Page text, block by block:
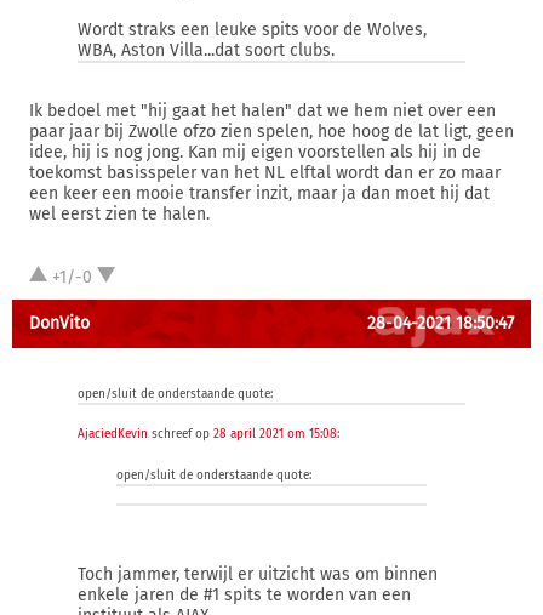
Wordt straks een leuke spits voor de Wolves,
WBA, Aston Villa...dat soort clubs.
Ik bedoel met "hij gaat het halen" dat we hem niet over een
paar jaar bij Zwolle ofzo zien spelen, hoe hoog de lat ligt, geen
idee, hij is nog jong. Kan mij eigen voorstellen als hij in de
toekomst basisspeler van het NL elftal wordt dan er zo maar
een keer een mooie transfer inzit, maar ja dan moet hij dat
wel eerst zien te halen.
+1/-0
DonVito 28-04-2021 18:50:47
open/sluit de onderstaande quote:
AjaciedKevin schreef op 28 april 2021 om 15:08:
open/sluit de onderstaande quote:
Toch jammer, terwijl er uitzicht was om binnen
enkele jaren de #1 spits te worden van een